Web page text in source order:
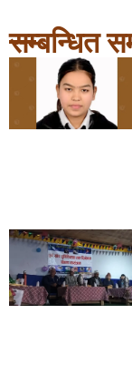
सम्बन्धित